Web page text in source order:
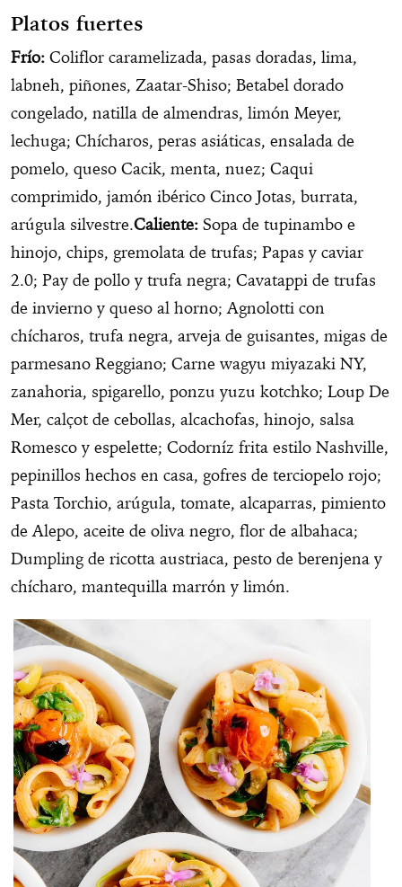
Platos fuertes
Frío: Coliflor caramelizada, pasas doradas, lima,
labneh, piñones, Zaatar-Shiso; Betabel dorado
congelado, natilla de almendras, limón Meyer,
lechuga; Chícharos, peras asiáticas, ensalada de
pomelo, queso Cacik, menta, nuez; Caqui
comprimido, jamón ibérico Cinco Jotas, burrata,
arúgula silvestre.Caliente: Sopa de tupinambo e
hinojo, chips, gremolata de trufas; Papas y caviar
2.0; Pay de pollo y trufa negra; Cavatappi de trufas
de invierno y queso al horno; Agnolotti con
chícharos, trufa negra, arveja de guisantes, migas de
parmesano Reggiano; Carne wagyu miyazaki NY,
zanahoria, spigarello, ponzu yuzu kotchko; Loup De
Mer, calçot de cebollas, alcachofas, hinojo, salsa
Romesco y espelette; Codorníz frita estilo Nashville,
pepinillos hechos en casa, gofres de terciopelo rojo;
Pasta Torchio, arúgula, tomate, alcaparras, pimiento
de Alepo, aceite de oliva negro, flor de albahaca;
Dumpling de ricotta austriaca, pesto de berenjena y
chícharo, mantequilla marrón y limón.